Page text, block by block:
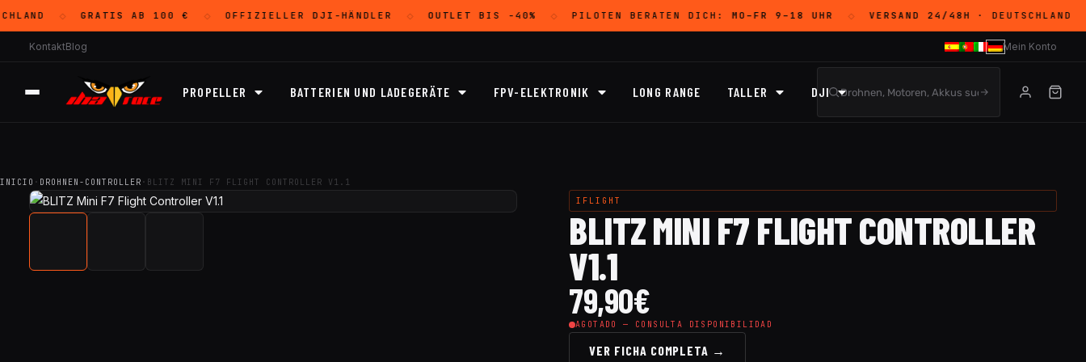
GRATIS AB 100 € OFFIZIELLER DJI -HÄNDLER OUTLET BIS -40% PILOTEN BERATEN DICH: MO–FR 9–18 UHR VERSAND 24/48H · DEUTSCHLAND
KontaktBlog Mein Konto
PROPELLER BATTERIEN UND LADEGERÄTE FPV-ELEKTRONIK LONG RANGE TALLER DJI
INICIO · DROHNEN-CONTROLLER · BLITZ MINI F7 FLIGHT CONTROLLER V1.1
IFLIGHT
BLITZ MINI F7 FLIGHT CONTROLLER
V1.1
79,90€
AGOTADO — CONSULTA DISPONIBILIDAD
VER FICHA COMPLETA →